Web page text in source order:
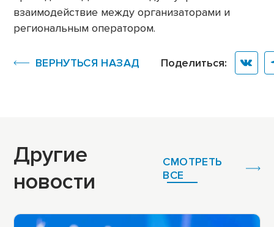
взаимодействие между организаторами и
региональным оператором.
ВЕРНУТЬСЯ НАЗАД Поделиться:
Другие
новости
СМОТРЕТЬ
ВСЕ